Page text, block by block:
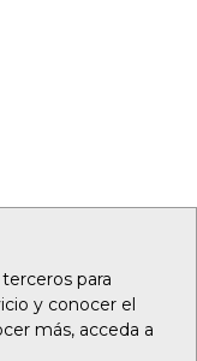
para
y conocer el
más, acceda a